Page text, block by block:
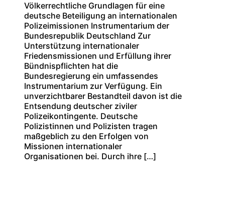
Völkerrechtliche Grundlagen für eine
deutsche Beteiligung an internationalen
Polizeimissionen Instrumentarium der
Bundesrepublik Deutschland Zur
Unterstützung internationaler
Friedensmissionen und Erfüllung ihrer
Bündnispflichten hat die
Bundesregierung ein umfassendes
Instrumentarium zur Verfügung. Ein
unverzichtbarer Bestandteil davon ist die
Entsendung deutscher ziviler
Polizeikontingente. Deutsche
Polizistinnen und Polizisten tragen
maßgeblich zu den Erfolgen von
Missionen internationaler
Organisationen bei. Durch ihre […]